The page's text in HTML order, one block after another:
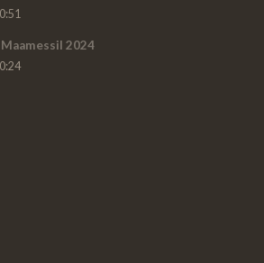
2024